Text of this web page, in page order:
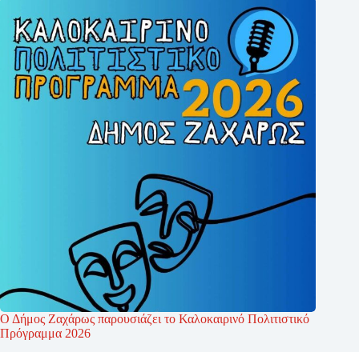
Ο Δήμος Ζαχάρως παρουσιάζει το Καλοκαιρινό Πολιτιστικό
Πρόγραμμα 2026